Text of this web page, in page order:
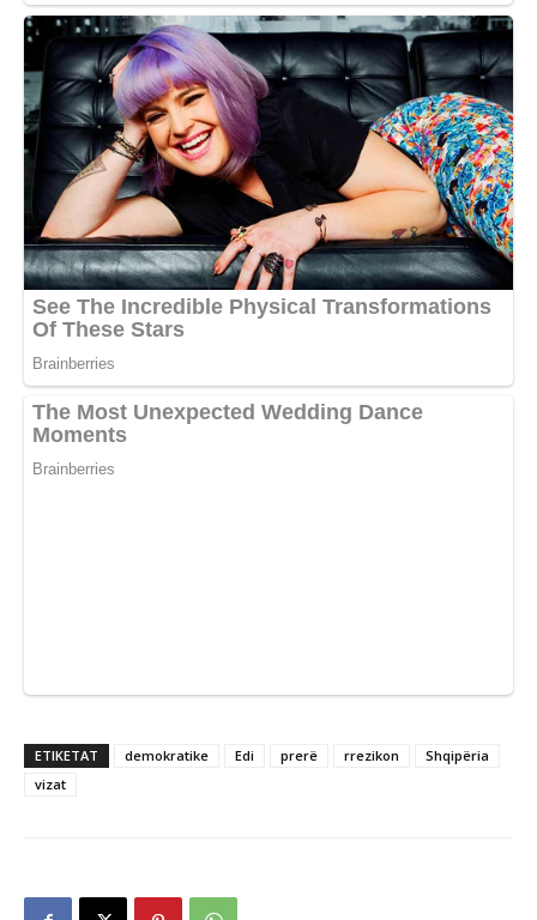
ETIKETAT demokratike Edi prerë rrezikon
Shqipëria
vizat